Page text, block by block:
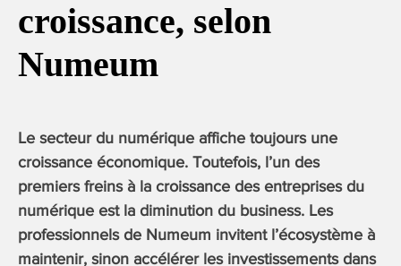
croissance, selon
Numeum
Le secteur du numérique affiche toujours une
croissance économique. Toutefois, l’un des
premiers freins à la croissance des entreprises du
numérique est la diminution du business. Les
professionnels de Numeum invitent l’écosystème à
maintenir, sinon accélérer les investissements dans